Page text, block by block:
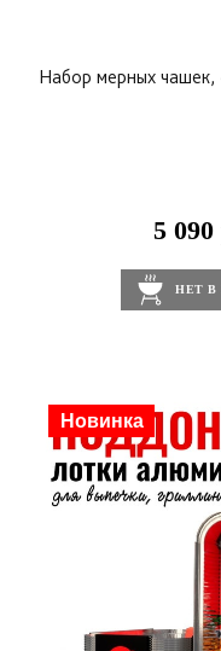
Набор мерных чашек,
5 090
НЕТ В
Новинка